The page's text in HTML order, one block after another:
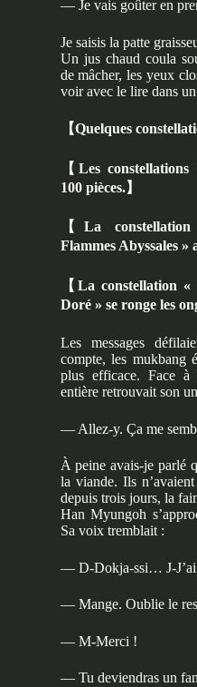
— Je vais goûter en
Je saisis la patte
Un jus chaud coula
de mâcher, les yeux
voir avec le lire dans
【Quelques
【 Les
100 pièces.】
【 La
Flammes Abyssales »
【 La constellation «
Doré » se ronge les
Les messages
compte, les mukbang
plus efficace. Face à
entière retrouvait son
— Allez-y. Ça me
À peine avais-je parlé
la viande. Ils
depuis trois jours, la
Han Myungoh
Sa voix tremblait :
— D-Dokja-ssi… J-
— Mange. Oublie le
— M-Merci !
— Tu deviendras un